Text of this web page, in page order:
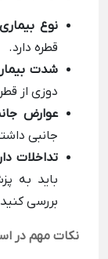
نوع
قطره دارد.
شدت
دوزی از
عوارض
جانبی
تداخلات
باید به
بررسی
نکات مهم در